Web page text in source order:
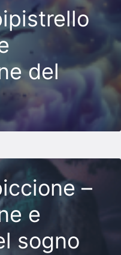
del
–
e
sogno